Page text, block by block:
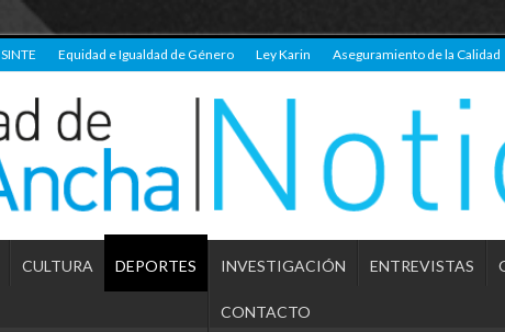
SINTE Equidad e Igualdad de Género Ley Karin Aseguramiento de la Calidad
CULTURA DEPORTES INVESTIGACIÓN ENTREVISTAS
CONTACTO